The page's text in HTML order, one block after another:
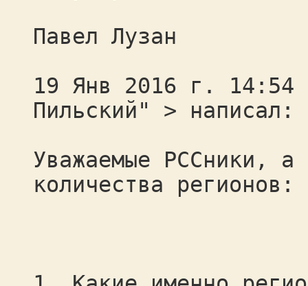
Павел Лузан
19 Янв 2016 г. 14:54
Пильский" > написал:
Уважаемые РССники, а
количества регионов: